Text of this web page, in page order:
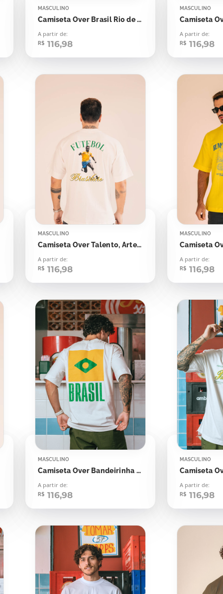
MASCULINO
Camiseta Over Brasil Rio de Janeiro
A partir de:
R$ 116,98
MASCULINO
Camiseta
A partir de:
R$ 116,98
MASCULINO
Camiseta Over Talento, Arte e História Pelé
A partir de:
R$ 116,98
MASCULINO
Camiseta
A partir de:
R$ 116,98
MASCULINO
Camiseta Over Bandeirinha Brasil Vintage
A partir de:
R$ 116,98
MASCULINO
Camiseta
A partir de:
R$ 116,98